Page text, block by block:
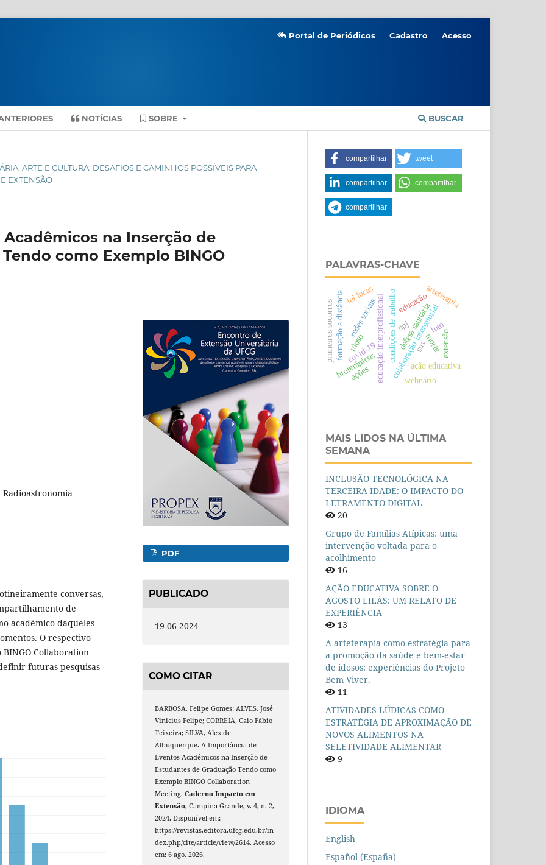
NOTÍCIAS SOBRE BUSCAR
Portal de Periódicos Cadastro Acesso
ARTE E CULTURA: DESAFIOS E CAMINHOS POSSÍVEIS PARA
EXTENSÃO
na Inserção de
como Exemplo BINGO
Radioastronomia
conversas,
de
acadêmico daqueles
O respectivo
Collaboration
futuras pesquisas
PDF
PUBLICADO
19-06-2024
COMO CITAR
BARBOSA, Felipe Gomes; ALVES, José
Vinicius Felipe; CORREIA, Caio Fábio
Teixeira; SILVA, Alex de
Albuquerque. A Importância de
Eventos Acadêmicos na Inserção de
Estudantes de Graduação Tendo como
Exemplo BINGO Collaboration
Meeting.Caderno Impacto em
Extensão, Campina Grande, v. 4, n. 2,
2024. Disponível em:
https://revistas.editora.ufcg.edu.br/in
dex.php/cite/article/view/2614. Acesso
em: 6 ago. 2026.
compartilhar tweet
compartilhar compartilhar
compartilhar
PALAVRAS-CHAVE
condições de trabalho
colaboração intersetorial
educação interprofissional
covid-19
formação a distância idoso defesa sanitária
ação educativa
redes sociais
fitoterápicos
educação
morte
luto
npj
arteterapia
lei lucas
primeiros socorros
webnário
extensão.
ações
sus
MAIS LIDOS NA ÚLTIMA
SEMANA
INCLUSÃO TECNOLÓGICA NA
TERCEIRA IDADE: O IMPACTO DO
LETRAMENTO DIGITAL
20
Grupo de Famílias Atípicas: uma
intervenção voltada para o
acolhimento
16
AÇÃO EDUCATIVA SOBRE O
AGOSTO LILÁS: UM RELATO DE
EXPERIÊNCIA
13
A arteterapia como estratégia para
a promoção da saúde e bem-estar
de idosos: experiências do Projeto
Bem Viver.
11
ATIVIDADES LÚDICAS COMO
ESTRATÉGIA DE APROXIMAÇÃO DE
NOVOS ALIMENTOS NA
SELETIVIDADE ALIMENTAR
9
IDIOMA
English
Español (España)